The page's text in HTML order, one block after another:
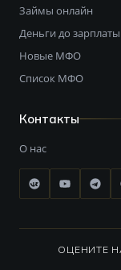
Займы онлайн
Деньги до зарплаты
Новые МФО
Список МФО
Контакты
О нас
ОЦЕНИТЕ